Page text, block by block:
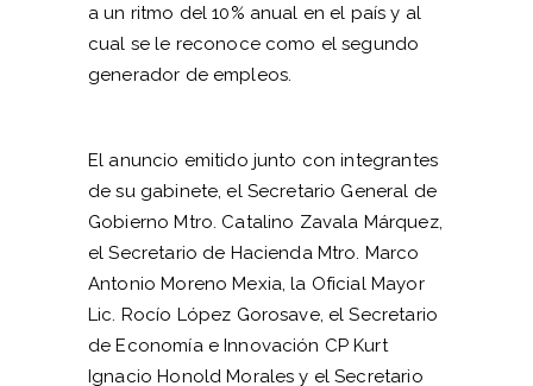
a un ritmo del 10% anual en el país y al
cual se le reconoce como el segundo
generador de empleos.
El anuncio emitido junto con integrantes
de su gabinete, el Secretario General de
Gobierno Mtro. Catalino Zavala Márquez,
el Secretario de Hacienda Mtro. Marco
Antonio Moreno Mexia, la Oficial Mayor
Lic. Rocío López Gorosave, el Secretario
de Economía e Innovación CP Kurt
Ignacio Honold Morales y el Secretario